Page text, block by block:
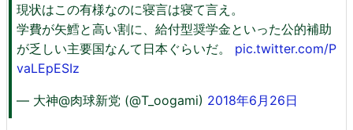
現状はこの有様なのに寝言は寝て言え。
学費が矢鱈と高い割に、給付型奨学金といった公的補助
が乏しい主要国なんて日本ぐらいだ。 pic.twitter.com/P
vaLEpESIz
— 大神@肉球新党 (@T_oogami) 2018年6月26日